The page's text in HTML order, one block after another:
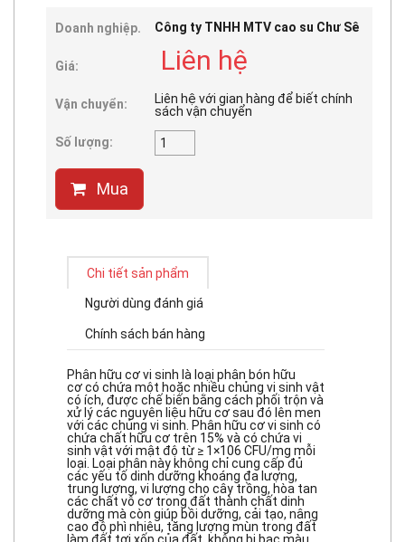
Doanh nghiệp. Công ty TNHH MTV cao su Chư Sê
Giá: Liên hệ
Vận chuyển:
Liên hệ với gian hàng để biết chính
sách vận chuyển
Số lượng:
Mua
Chi tiết sản phẩm
Người dùng đánh giá
Chính sách bán hàng
Phân hữu cơ vi sinh là loại phân bón hữu
cơ có chứa một hoặc nhiều chủng vi sinh vật
có ích, được chế biến bằng cách phối trộn và
xử lý các nguyên liệu hữu cơ sau đó lên men
với các chủng vi sinh. Phân hữu cơ vi sinh có
chứa chất hữu cơ trên 15% và có chứa vi
sinh vật với mật độ từ ≥ 1×106 CFU/mg mỗi
loại. Loại phân này không chỉ cung cấp đủ
các yếu tố dinh dưỡng khoáng đa lượng,
trung lượng, vi lượng cho cây trồng, hòa tan
các chất vô cơ trong đất thành chất dinh
dưỡng mà còn giúp bồi dưỡng, cải tạo, nâng
cao độ phì nhiêu, tăng lượng mùn trong đất
làm đất tơi xốp của đất, không bị bạc màu.